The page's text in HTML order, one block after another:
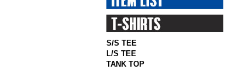
S/S TEE
L/S TEE
TANK TOP